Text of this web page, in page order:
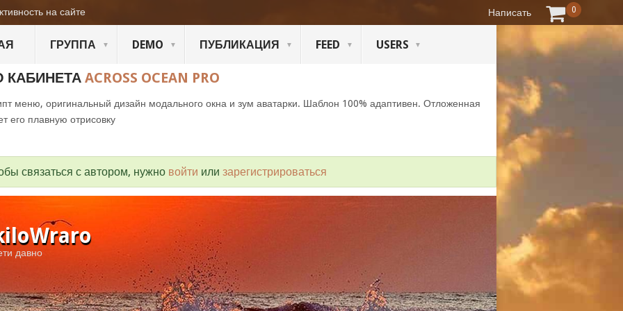
ГРУППА DEMO ПУБЛИКАЦИЯ FEED USERS
ACROSS OCEAN PRO
меню, оригинальный дизайн модального окна и зум аватарки. Шаблон 100% адаптивен. Отложенная
его плавную отрисовку
связаться с автором, нужно войти или зарегистрироваться
давно
на сайте Написать 0